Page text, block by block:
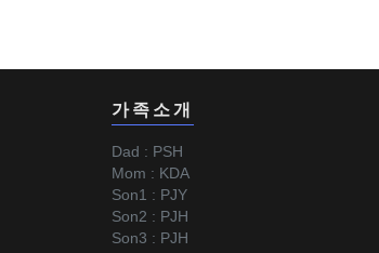
가족소개
Dad : PSH
Mom : KDA
Son1 : PJY
Son2 : PJH
Son3 : PJH